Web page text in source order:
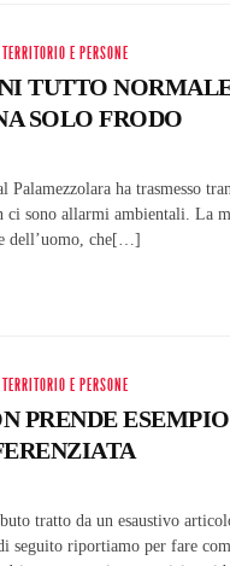
TERRITORIO E PERSONE
TUTTO
SOLO FRODO
Palamezzolara ha trasmesso
ci sono allarmi ambientali. La
dell’uomo, che[…]
TERRITORIO E PERSONE
PRENDE
tratto da un esaustivo
seguito riportiamo per fare